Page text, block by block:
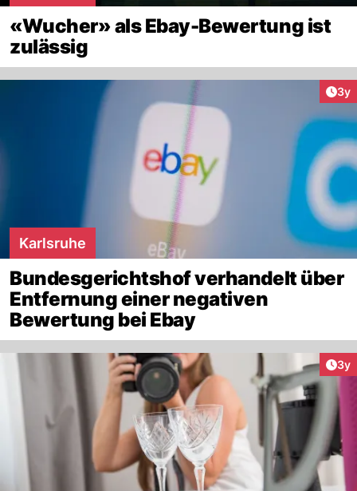
«Wucher» als Ebay-Bewertung ist
zulässig
3y
Karlsruhe
Bundesgerichtshof verhandelt über
Entfernung einer negativen
Bewertung bei Ebay
3y